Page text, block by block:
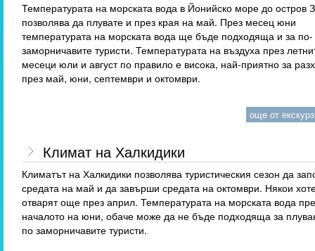
Температурата на морската вода в Йонийско море до остров
позволява да плувате и през края на май. През месец юни
температурата на морската вода ще бъде подходяща и за по-
заморничавите туристи. Температурата на въздуха през
месеци юли и август по правило е висока, най-приятно за
през май, юни, септември и октомври.
още от
Климат на Халкидики
Климатът на Халкидики позволява туристическия сезон да
средата на май и да завърши средата на октомври. Някои
отварят още през април. Температурата на морската вода
началото на юни, обаче може да не бъде подходяща за
по заморничавите туристи.